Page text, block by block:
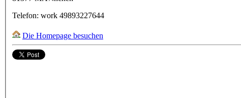
Telefon: work 49893227644
Die Homepage besuchen